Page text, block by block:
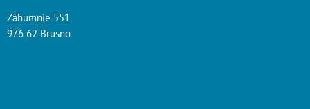
Záhumnie 551
976 62 Brusno